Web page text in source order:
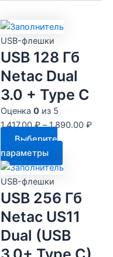
USB-флешки
USB 128 Гб
Netac Dual
3.0 + Type C
Оценка 0из 5
1,417.00₽–1,890.00 ₽
Выберите
параметры
товар
несколько
вариаций.
Опции
можно
выбрать
USB-флешки
USB 256 Гб
Netac US11
Dual (USB